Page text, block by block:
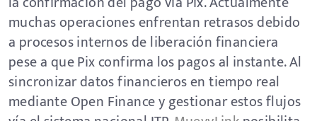
muchas operaciones enfrentan retrasos debido
a procesos internos de liberación financiera
pese a que Pix confirma los pagos al instante. Al
sincronizar datos financieros en tiempo real
mediante Open Finance y gestionar estos flujos